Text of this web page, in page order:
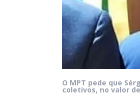
O MPT pede que
coletivos, no valor